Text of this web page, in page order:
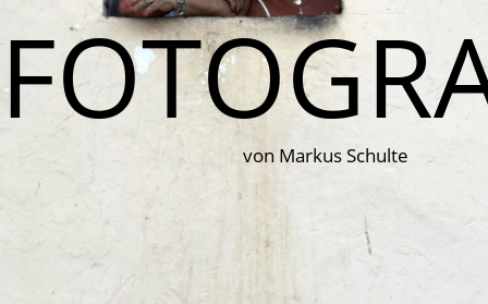
von Markus Schulte